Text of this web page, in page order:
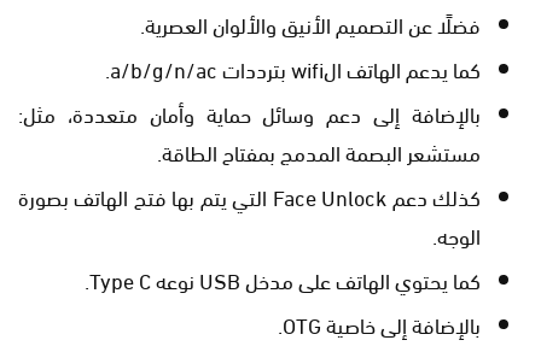
فضلًا عن التصميم الأنيق والألوان العصرية.
كما يدعم الهاتف الwifi بترددات a/b/g/n/ac.
بالإضافة إلى دعم وسائل حماية وأمان متعددة، مثل:
مستشعر البصمة المدمج بمفتاح الطاقة.
كذلك دعم Face Unlock التي يتم بها فتح الهاتف بصورة
الوجه.
كما يحتوي الهاتف على مدخل USB نوعه Type C.
بالإضافة إلى خاصية OTG.